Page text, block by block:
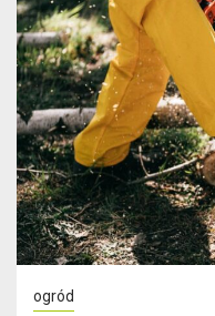
ogród